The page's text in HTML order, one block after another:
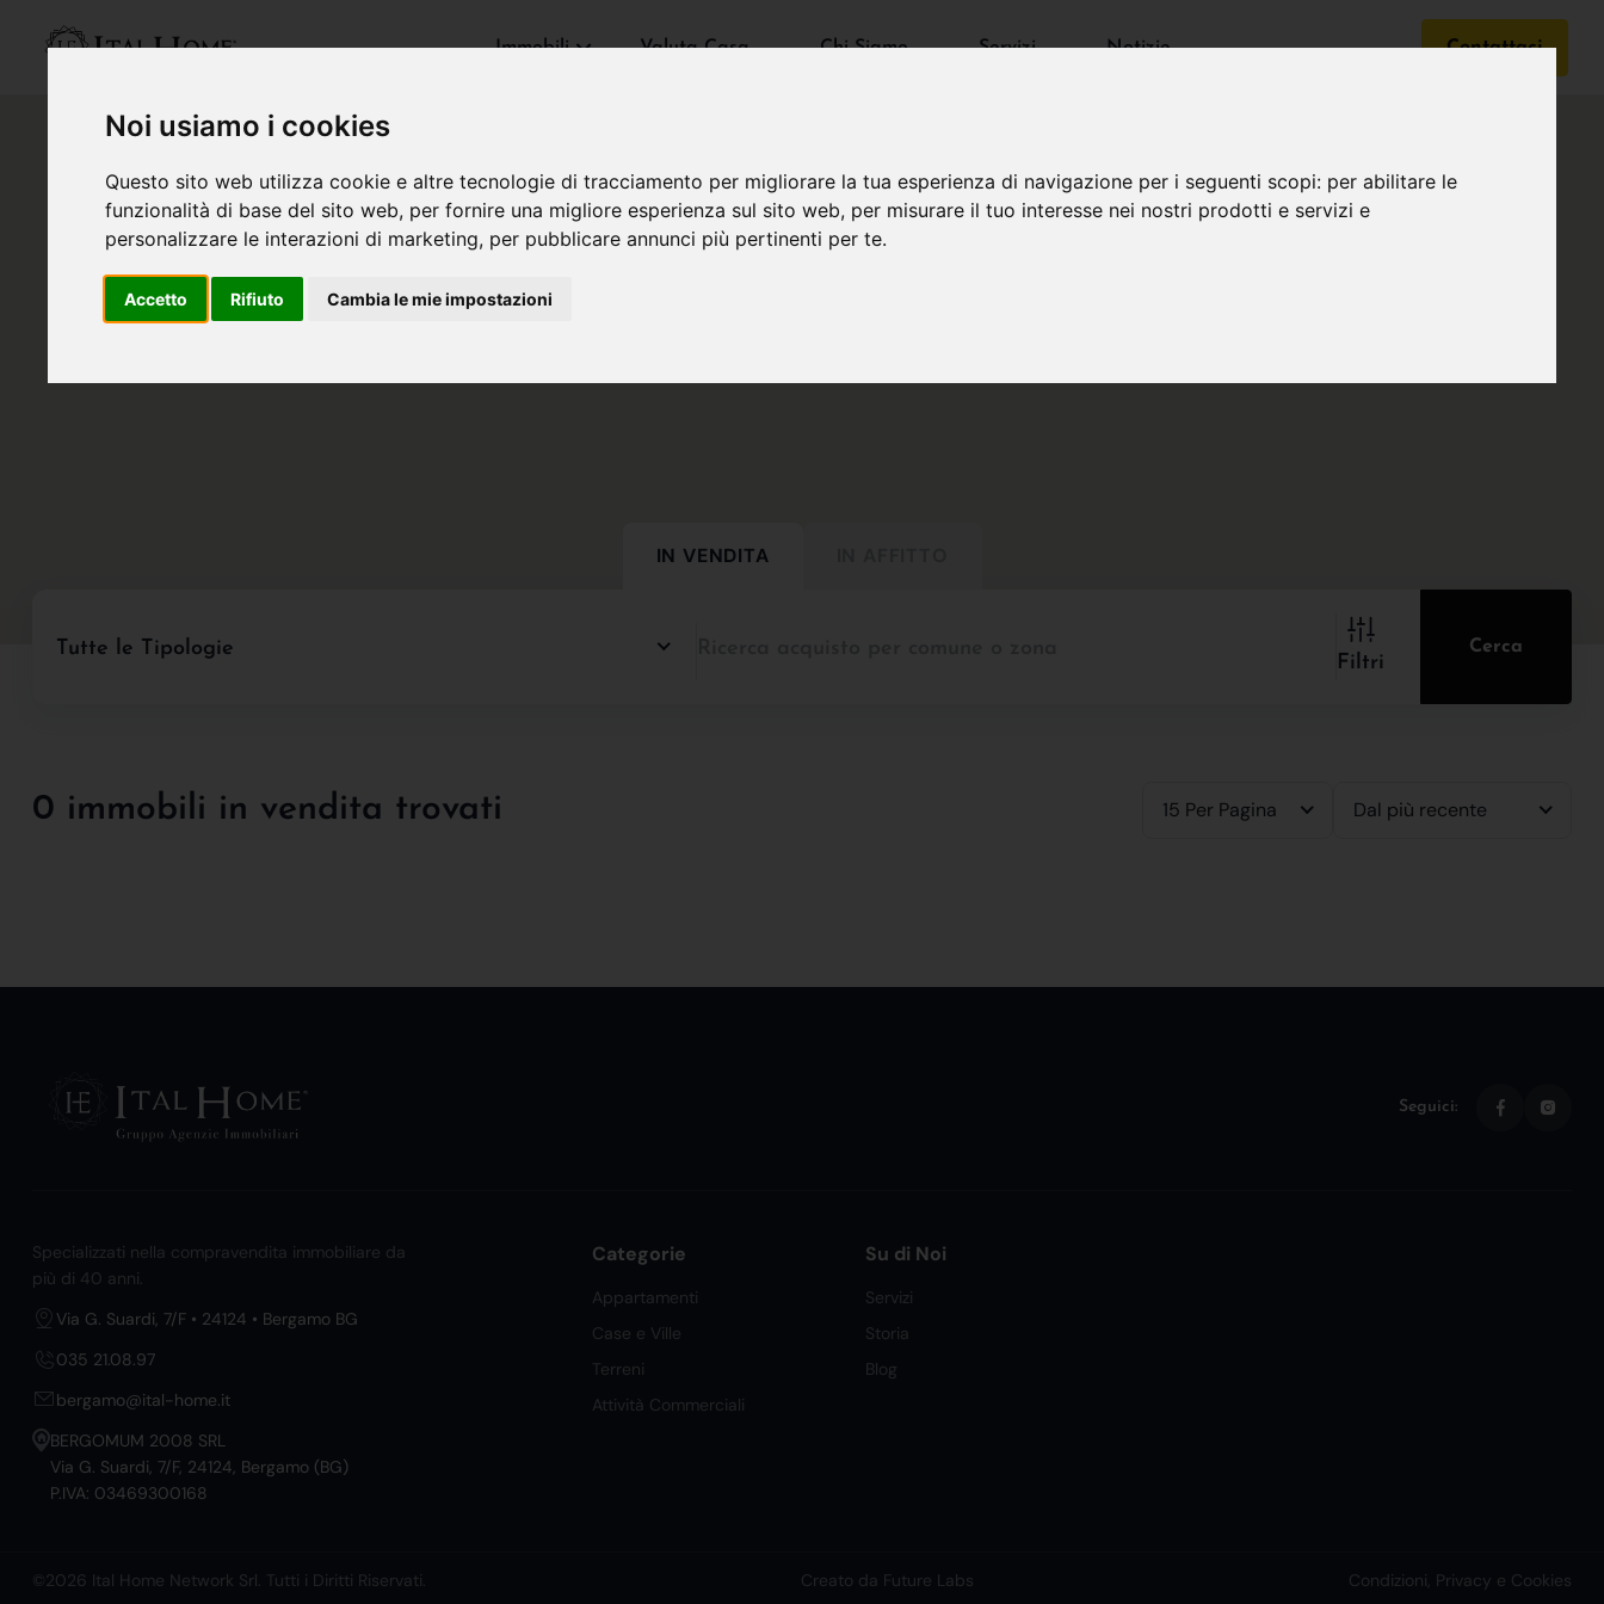
Noi usiamo i cookies
Questo sito web utilizza cookie e altre tecnologie di tracciamento per migliorare la tua esperienza di navigazione per i seguenti scopi: per abilitare le
funzionalità di base del sito web, per fornire una migliore esperienza sul sito web, per misurare il tuo interesse nei nostri prodotti e servizi e
personalizzare le interazioni di marketing, per pubblicare annunci più pertinenti per te.
Accetto Rifiuto Cambia le mie impostazioni
Immobili Valuta Casa Chi Siamo Servizi Notizie Contattaci
IN VENDITA
Tutte le Tipologie
Filtri
Cerca
0 immobili in vendita trovati 15 Per Pagina Dal più recente
Seguici:
Specializzati nella compravendita immobiliare da
più di 40 anni.
Via G. Suardi, 7/F • 24124 • Bergamo BG
035 21.08.97
bergamo@ital-home.it
BERGOMUM 2008 SRL
Via G. Suardi, 7/F, 24124, Bergamo (BG)
P.IVA: 03469300168
Categorie
Appartamenti
Case e Ville
Terreni
Attività Commerciali
Su di Noi
Servizi
Storia
Blog
©2026 Ital Home Network Srl. Tutti i Diritti Riservati. Creato da Future Labs Condizioni, Privacy e Cookies